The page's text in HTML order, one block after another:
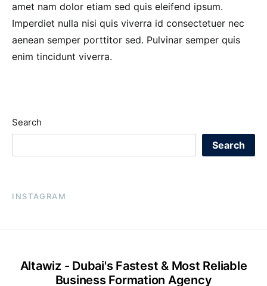
amet nam dolor etiam sed quis eleifend ipsum.
Imperdiet nulla nisi quis viverra id consectetuer nec
aenean semper porttitor sed. Pulvinar semper quis
enim tincidunt viverra.
Search
Search
INSTAGRAM
Altawiz - Dubai's Fastest & Most Reliable
Business Formation Agency